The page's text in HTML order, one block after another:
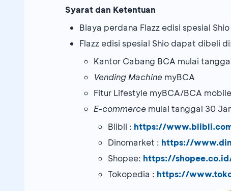
Syarat dan Ketentuan
Biaya perdana Flazz edisi spesial
Flazz edisi spesial Shio dapat dibeli
Kantor Cabang BCA mulai
Vending Machine myBCA
Fitur Lifestyle myBCA/BCA
E-commerce mulai tanggal 30
Blibli : https://
Dinomarket : https://
Shopee: https://
Tokopedia : https://